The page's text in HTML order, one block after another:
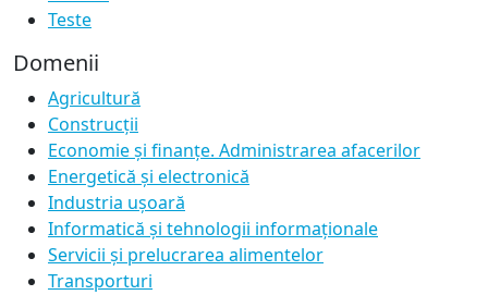
Teste
Domenii
Agricultură
Construcții
Economie și finanțe. Administrarea afacerilor
Energetică și electronică
Industria ușoară
Informatică și tehnologii informaționale
Servicii și prelucrarea alimentelor
Transporturi